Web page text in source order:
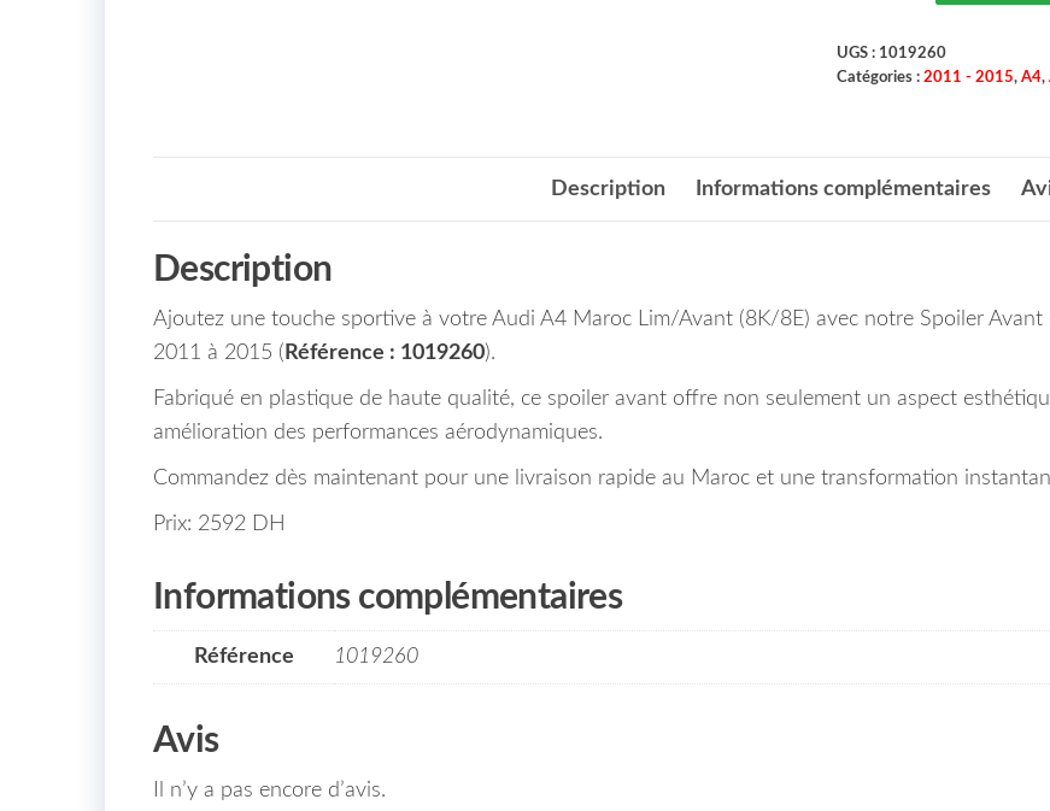
UGS : 1019260
Catégories : 2011 - 2015, A4,
Description Informations complémentaires
Description
Ajoutez une touche sportive à votre Audi A4 Maroc Lim/Avant (8K/8E) avec notre Spoiler Avant
2011 à 2015 ( Référence : 1019260).
Fabriqué en plastique de haute qualité, ce spoiler avant offre non seulement un aspect
amélioration des performances aérodynamiques.
Commandez dès maintenant pour une livraison rapide au Maroc et une transformation
Prix: 2592 DH
Informations complémentaires
Référence 1019260
Avis
Il n’y a pas encore d’avis.